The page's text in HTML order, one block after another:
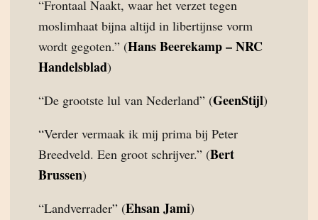
“Frontaal Naakt, waar het verzet tegen
moslimhaat bijna altijd in libertijnse vorm
wordt gegoten.” (Hans Beerekamp – NRC
Handelsblad)
“De grootste lul van Nederland” (GeenStijl)
“Verder vermaak ik mij prima bij Peter
Breedveld. Een groot schrijver.” (Bert
Brussen)
“Landverrader” (Ehsan Jami)